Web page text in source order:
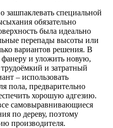
специальной
обязательно
была идеально
перепады высоты или
вариантов решения. В
фанеру и уложить новую,
и затратный
– использовать
пола, предварительно
хорошую адгезию.
самовыравнивающиеся
по дереву, поэтому
производителя.